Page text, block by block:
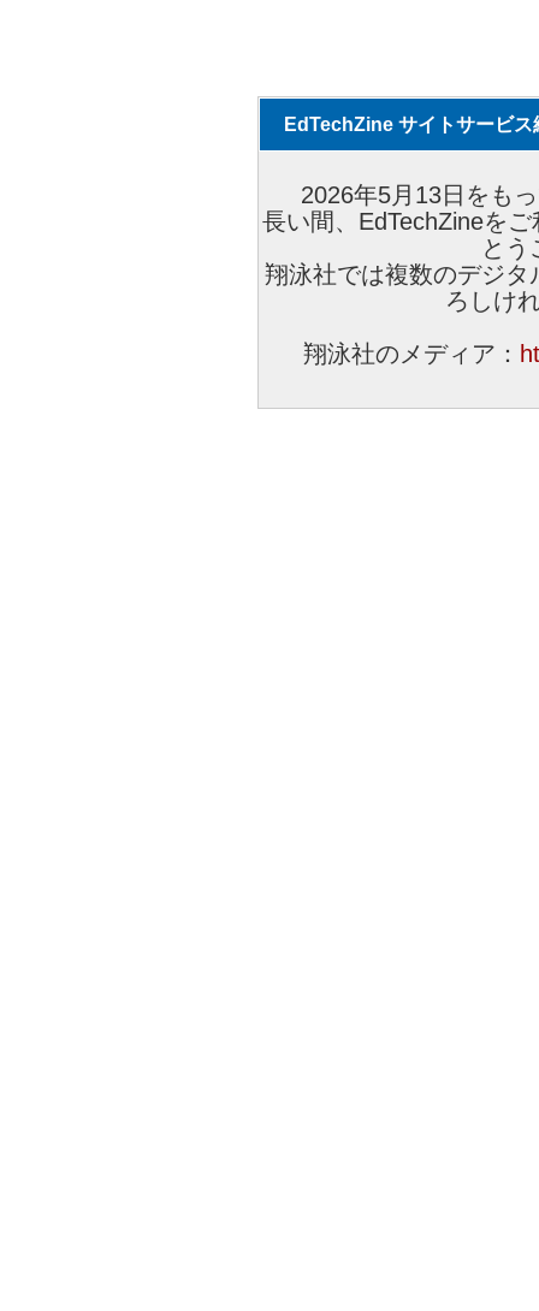
EdTechZine サイトサービス
2026年5月13日をも
長い間、EdTechZineを
とう
翔泳社では複数のデジ
ろしけ
翔泳社のメディア：